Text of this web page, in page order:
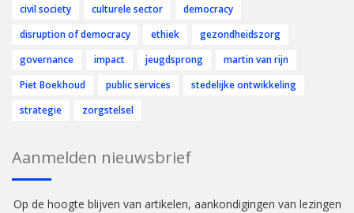
civil society
culturele sector
democracy
disruption of democracy
ethiek
gezondheidszorg
governance
impact jeugdsprong
martin van rijn
Piet Boekhoud
public services
stedelijke ontwikkeling
strategie
zorgstelsel
Aanmelden nieuwsbrief
Op de hoogte blijven van artikelen, aankondigingen van lezingen